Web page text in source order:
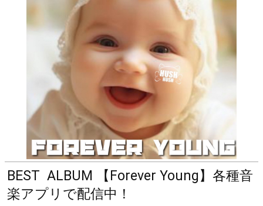
BEST ALBUM 【Forever Young】各種音
楽アプリで配信中！